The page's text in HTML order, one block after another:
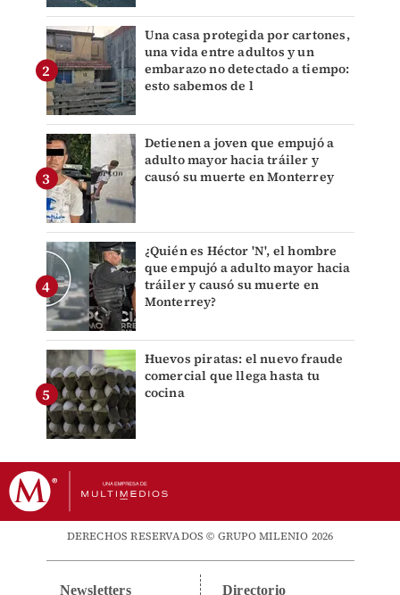
Una casa protegida por cartones,
una vida entre adultos y un
embarazo no detectado a tiempo:
esto sabemos de l
Detienen a joven que empujó a
adulto mayor hacia tráiler y
causó su muerte en Monterrey
¿Quién es Héctor 'N', el hombre
que empujó a adulto mayor hacia
tráiler y causó su muerte en
Monterrey?
Huevos piratas: el nuevo fraude
comercial que llega hasta tu
cocina
DERECHOS RESERVADOS © GRUPO MILENIO 2026
Newsletters Directorio